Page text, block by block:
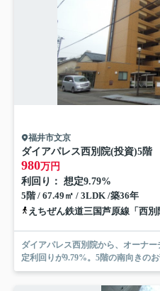
福井市文京
ダイアパレス西別院(投資)5階
980万円
利回り： 想定9.79%
5階 / 67.49㎡ / 3LDK /築36年
えちぜん鉄道三国芦原線「西
ダイアパレス西別院から、オーナ
定利回りが9.79%。5階の南向きの